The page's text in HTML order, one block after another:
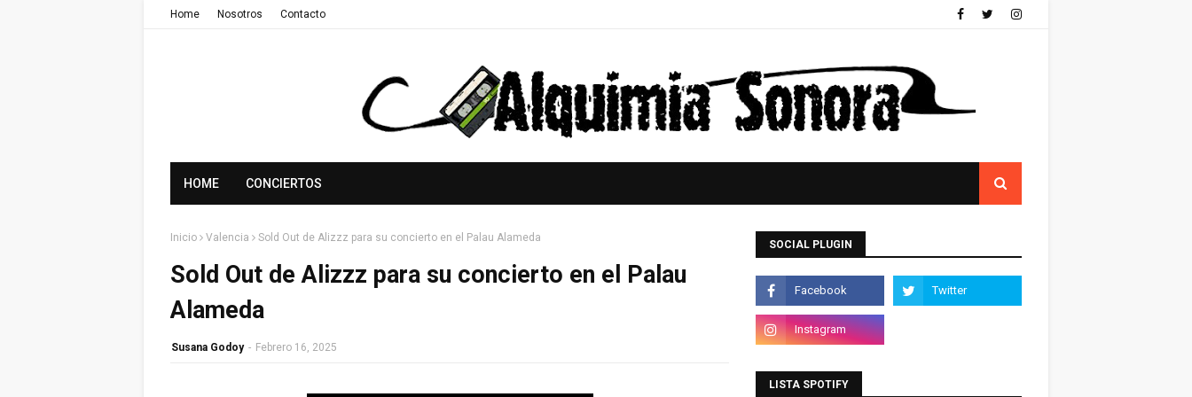
Home Nosotros Contacto
HOME CONCIERTOS
Inicio Valencia Sold Out de Alizzz para su concierto en el Palau Alameda
Sold Out de Alizzz para su concierto en el Palau
Alameda
Susana Godoy - Febrero 16, 2025
SOCIAL PLUGIN
LISTA SPOTIFY